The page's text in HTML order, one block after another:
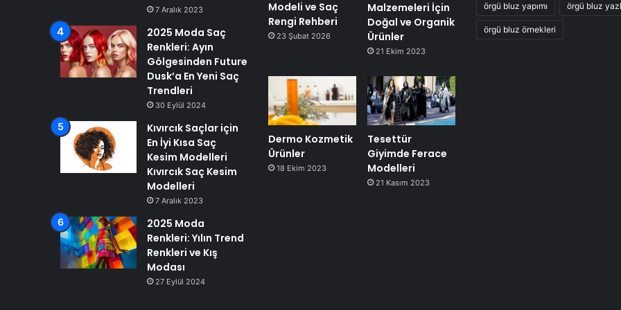
7 Aralık 2023
2025 Moda Saç
Renkleri: Ayın
Gölgesinden Future
Dusk’a En Yeni Saç
Trendleri
30 Eylül 2024
Kıvırcık Saçlar için
En İyi Kısa Saç
Kesim Modelleri
Kıvırcık Saç Kesim
Modelleri
7 Aralık 2023
2025 Moda
Renkleri: Yılın Trend
Renkleri ve Kış
Modası
27 Eylül 2024
Modeli ve Saç
Rengi Rehberi
23 Şubat 2026
Malzemeleri İçin
Doğal ve Organik
Ürünler
21 Ekim 2023
Dermo Kozmetik
Ürünler
18 Ekim 2023
Tesettür
Giyimde Ferace
Modelleri
21 Kasım 2023
örgü bluz yapımı örgü bluz
örgü bluz örnekleri